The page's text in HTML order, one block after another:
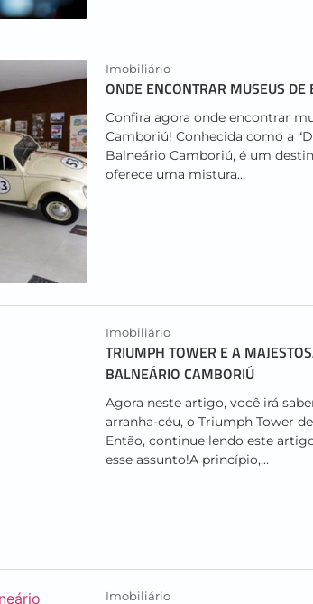
Imobiliário
ONDE ENCONTRAR MUSEUS
Confira agora onde encontrar
Camboriú! Conhecida como a
Balneário Camboriú, é um
oferece uma mistura...
Imobiliário
TRIUMPH TOWER E A
BALNEÁRIO CAMBORIÚ
Agora neste artigo, você irá
arranha-céu, o Triumph Tower
Então, continue lendo este
esse assunto!A princípio,...
Imobiliário